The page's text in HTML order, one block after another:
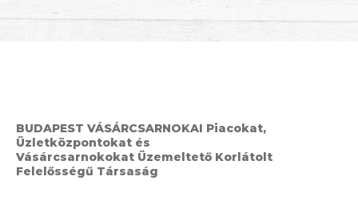
BUDAPEST VÁSÁRCSARNOKAI Piacokat,
Üzletközpontokat és
Vásárcsarnokokat Üzemeltető Korlátolt
Felelősségű Társaság